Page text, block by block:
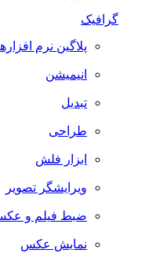
گرافیک
پلاگین نرم
انیمیشن
تبدیل
طراحی
ابزار فلش
ویرایشگر تصویر
ضبط فيلم و
نمایش عکس